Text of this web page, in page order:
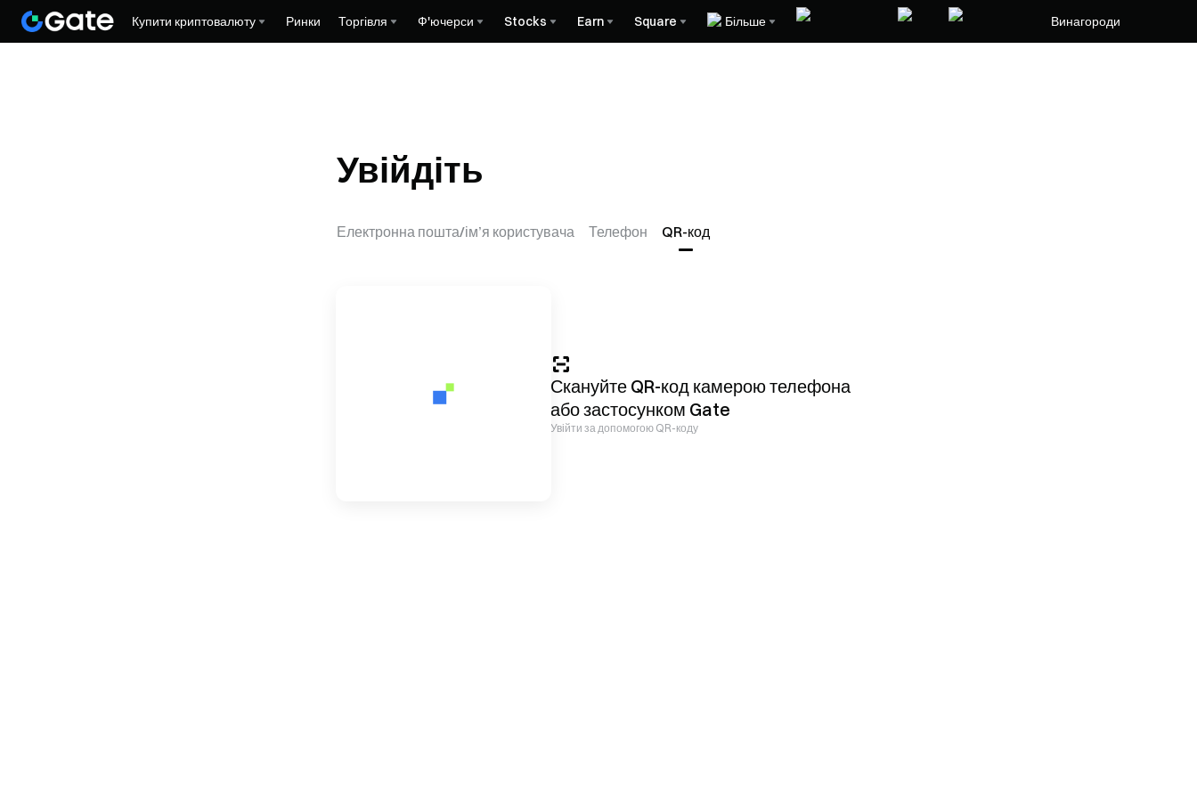
Купити криптовалюту Ринки Торгівля Ф'ючерси Stocks Earn Square Більше Винагороди
Увійдіть
Електронна пошта/ім’я користувача Телефон QR-код
Скануйте QR-код камерою телефона
або застосунком Gate
Увійти за допомогою QR-коду